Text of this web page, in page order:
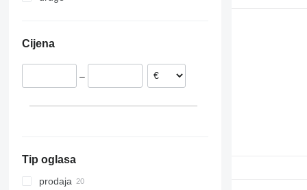
320
321
329
330
Danska
Cijena
–
Tip oglasa
prodaja